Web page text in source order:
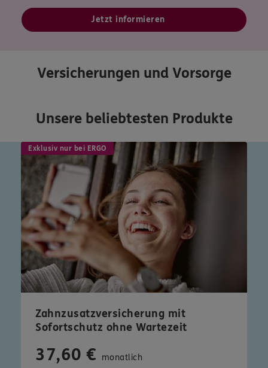
Jetzt informieren
Versicherungen und Vorsorge
Unsere beliebtesten Produkte
Exklusiv nur bei ERGO
Zahnzusatzversicherung mit
Sofortschutz ohne Wartezeit
37,60 € monatlich